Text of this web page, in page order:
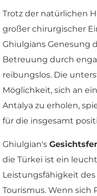
Trotz der natürlichen
großer chirurgischer
Ghiulgians Genesung
Betreuung durch
reibungslos. Die
Möglichkeit, sich an
Antalya zu erholen,
für die insgesamt
Ghiulgian's
die Türkei ist ein
Leistungsfähigkeit
Tourismus. Wenn sich